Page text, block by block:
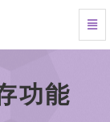
功能